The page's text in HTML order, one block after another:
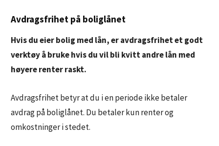
Avdragsfrihet på boliglånet
Hvis du eier bolig med lån, er avdragsfrihet et godt
verktøy å bruke hvis du vil bli kvitt andre lån med
høyere renter raskt.
Avdragsfrihet betyr at du i en periode ikke betaler
avdrag på boliglånet. Du betaler kun renter og
omkostninger i stedet.